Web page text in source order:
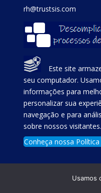
rh@trustsis.com
Este site
seu computador.
informações para
personalizar sua
navegação e para
sobre nossos visitantes.
Conheça nossa
Copyright © TrustSis
Usamos